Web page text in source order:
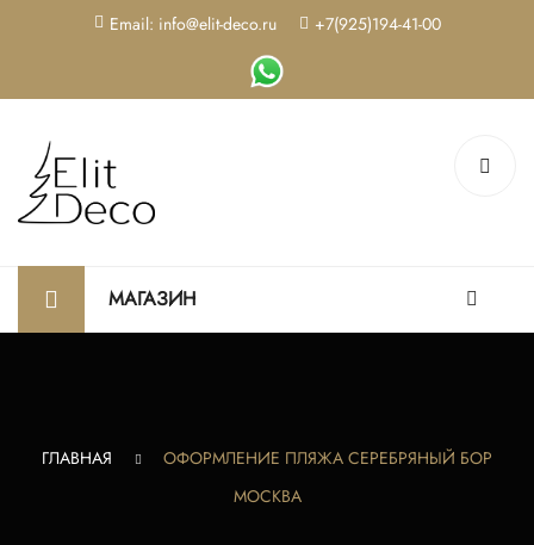
Email: info@elit-deco.ru +7(925)194-41-00
МАГАЗИН
ГЛАВНАЯ
ОФОРМЛЕНИЕ ПЛЯЖА СЕРЕБРЯНЫЙ БОР
МОСКВА